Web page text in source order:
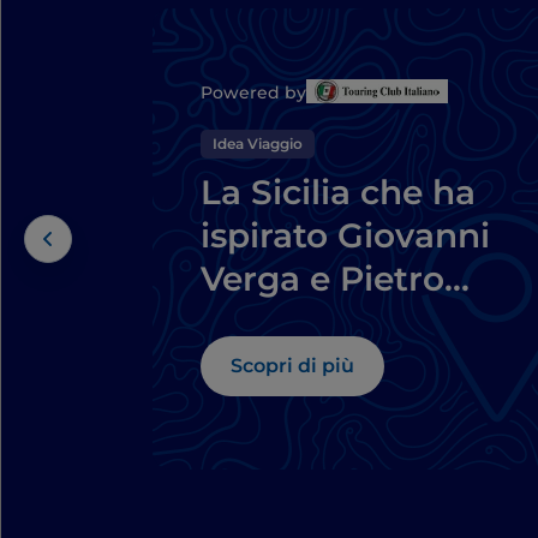
Powered by
Idea Viaggio
La Sicilia che ha
ispirato Giovanni
Verga e Pietro
itinerario letterario
Scopri di più